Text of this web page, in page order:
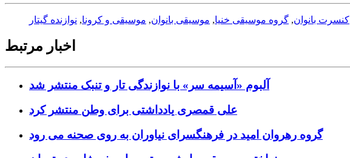
کنسرت بانوان, گروه موسیقی خنیا, موسیقی بانوان, موسیقی و کرونا, نوازنده گیتار
اخبار مرتبط
آلبوم «آسیمه سر» با نوازندگی تار و تنبک منتشر شد
علی قمصری یادداشتی برای وطن منتشر کرد
گروه رهروان امید در فرهنگسرای نیاوران به روی صحنه می رود